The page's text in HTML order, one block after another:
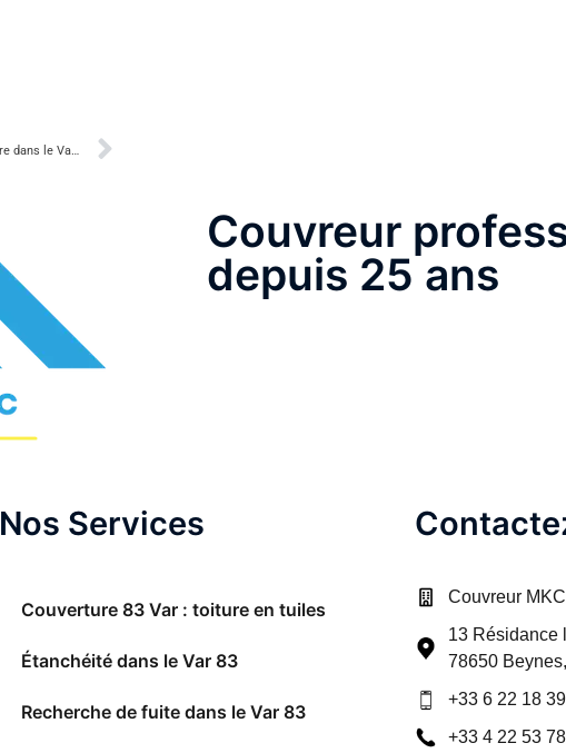
Quand faut-il rénover sa toiture dans le Var ?
Couvreur
depuis 25 ans
Nos Services
Couverture 83 Var : toiture en tuiles
Étanchéité dans le Var 83
Recherche de fuite dans le Var 83
Couvreur MKC
13 Résidance
78650 Beynes,
+33 6 22 18
+33 4 22 53